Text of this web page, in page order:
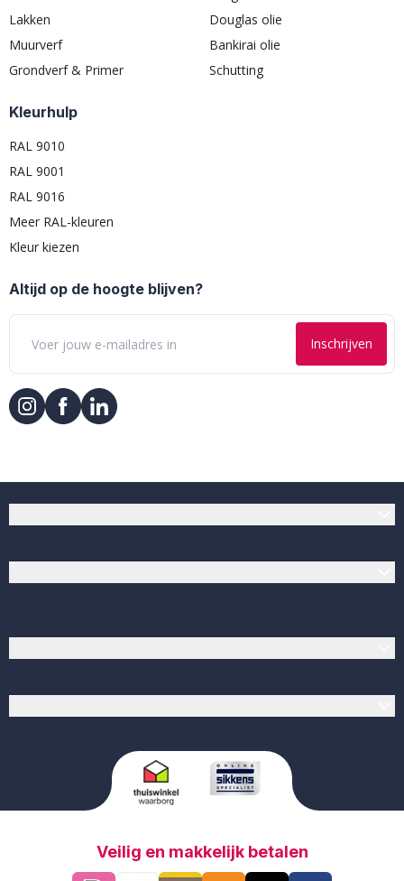
Lakken
Muurverf
Grondverf & Primer
Douglas olie
Bankirai olie
Schutting
Kleurhulp
RAL 9010
RAL 9001
RAL 9016
Meer RAL-kleuren
Kleur kiezen
Altijd op de hoogte blijven?
Inschrijven
Veilig en makkelijk betalen